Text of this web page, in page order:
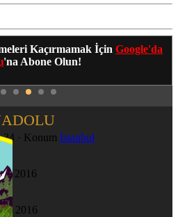
Kaçırmamak İçin Google'da
'na Abone Olun!
34 · Konum İstanbul
2016
2016